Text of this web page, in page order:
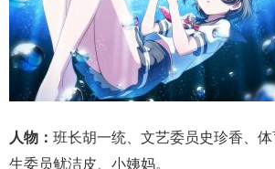
人物： 班长胡一统、文艺委员史珍香、
生委员鱿洁皮、小姨妈。